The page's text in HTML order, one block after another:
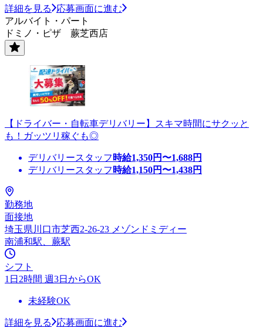
詳細を見る
応募画面に進む
アルバイト・パート
ドミノ・ピザ 蕨芝西店
【ドライバー・自転車デリバリー】スキマ時間にサクッと
も！ガッツリ稼ぐも◎
デリバリースタッフ 時給1,350円〜1,688円
デリバリースタッフ 時給1,150円〜1,438円
勤務地
面接地
埼玉県川口市芝西2-26-23 メゾンドミディー
南浦和駅、蕨駅
シフト
1日2時間 週3日からOK
未経験OK
詳細を見る 応募画面に進む